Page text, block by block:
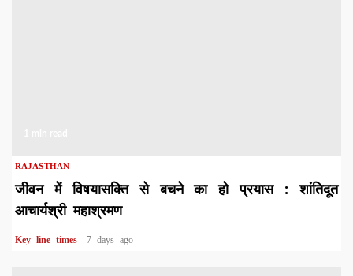
RAJASTHAN
जीवन में विषयासक्ति से बचने का हो प्रयास : शांतिदूत
आचार्यश्री महाश्रमण
Key line times 7 days ago